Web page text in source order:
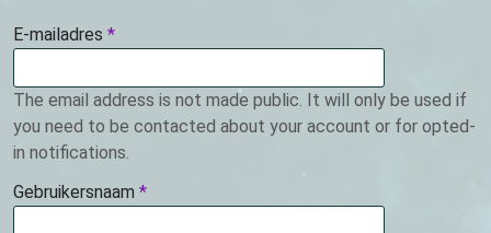
E-mailadres
is
required.
The email address is not made public. It will only be used if
you need to be contacted about your account or for opted-
in notifications.
Gebruikersnaam